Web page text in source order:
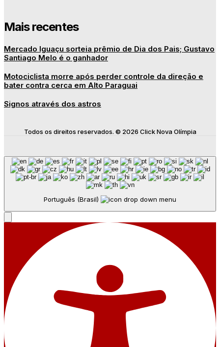
Mais recentes
Mercado Iguaçu sorteia prêmio de Dia dos Pais; Gustavo
Santiago Melo é o ganhador
Motociclista morre após perder controle da direção e
bater contra cerca em Alto Paraguai
Signos através dos astros
Todos os direitos reservados. © 2026 Click Nova Olímpia
Português (Brasil)